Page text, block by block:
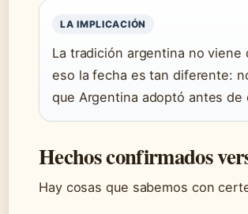
LA IMPLICACIÓN
La tradición argentina no viene
eso la fecha es tan diferente:
que Argentina adoptó antes de
Hechos confirmados
Hay cosas que sabemos con